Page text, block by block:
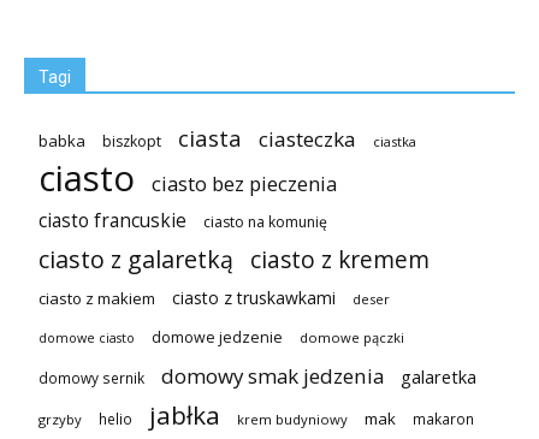
Tagi
babka biszkopt ciasta ciasteczka ciastka
ciasto ciasto bez pieczenia
ciasto francuskie ciasto na komunię
ciasto z galaretką ciasto z kremem
ciasto z makiem ciasto z truskawkami deser
domowe ciasto domowe jedzenie domowe pączki
domowy sernik domowy smak jedzenia galaretka
grzyby helio jabłka krem budyniowy mak makaron